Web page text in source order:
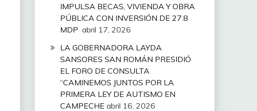
IMPULSA BECAS, VIVIENDA Y OBRA
PÚBLICA CON INVERSIÓN DE 27.8
MDP abril 17, 2026
LA GOBERNADORA LAYDA
SANSORES SAN ROMÁN PRESIDIÓ
EL FORO DE CONSULTA
“CAMINEMOS JUNTOS POR LA
PRIMERA LEY DE AUTISMO EN
CAMPECHE abril 16, 2026